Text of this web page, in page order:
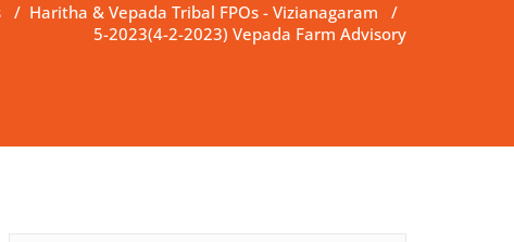
/ Haritha & Vepada Tribal FPOs - Vizianagaram /
5-2023(4-2-2023) Vepada Farm Advisory